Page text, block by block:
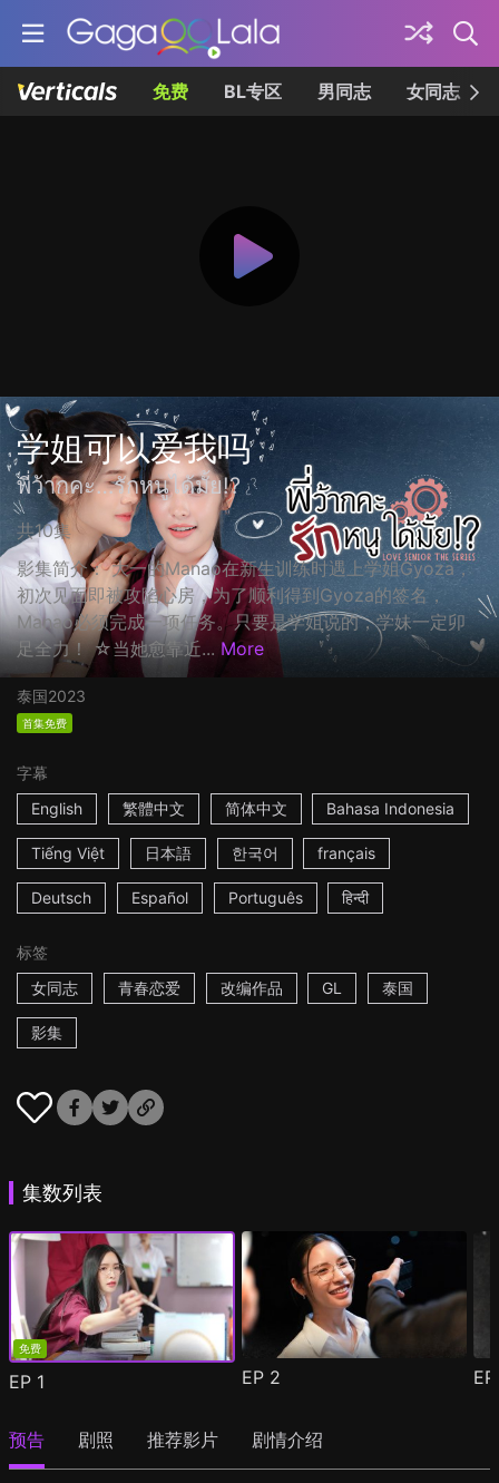
免费 BL专区 男同志 女同志
学姐可以爱我吗
พี่ว้ากคะ…รักหนูได้มั้ย!?
共10集
影集简介： 大一的Manao在新生训练时遇上学姐Gyoza，
初次见面即被攻陷心房，为了顺利得到Gyoza的签名，
Manao必须完成一项任务。只要是学姐说的，学妹一定卯
足全力！ ☆当她愈靠近... More
泰国2023
首集免费
字幕
English
繁體中文 简体中文 Bahasa Indonesia
Tiếng Việt 日本語 한국어 français
Deutsch Español Português हिन्दी
标签
女同志
青春恋爱 改编作品 GL 泰国
影集
集数列表
免费
EP 1 EP 2
预告 剧照 推荐影片 剧情介绍